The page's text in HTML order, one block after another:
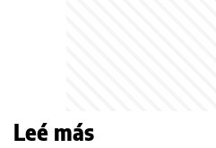
Leé más